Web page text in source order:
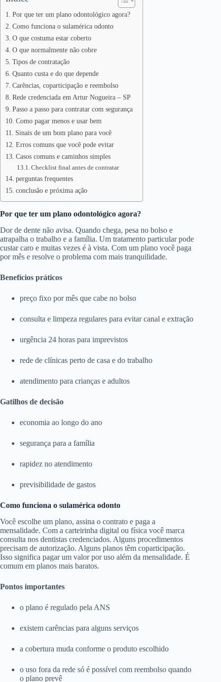
Por que ter um plano odontológico agora?
Como funciona o sulamérica odonto
O que costuma estar coberto
O que normalmente não cobre
Tipos de contratação
Quanto custa e do que depende
Carências, coparticipação e reembolso
Rede credenciada em Artur Nogueira – SP
Passo a passo para contratar com segurança
Como pagar menos e usar bem
Sinais de um bom plano para você
Erros comuns que você pode evitar
Casos comuns e caminhos simples
Checklist final antes de contratar
perguntas frequentes
conclusão e próxima ação
Por que ter um plano odontológico agora?
Dor de dente não avisa. Quando chega, pesa no bolso e
atrapalha o trabalho e a família. Um tratamento particular pode
custar caro e muitas vezes é à vista. Com um plano você paga
por mês e resolve o problema com mais tranquilidade.
Benefícios práticos
preço fixo por mês que cabe no bolso
consulta e limpeza regulares para evitar canal e extração
urgência 24 horas para imprevistos
rede de clínicas perto de casa e do trabalho
atendimento para crianças e adultos
Gatilhos de decisão
economia ao longo do ano
segurança para a família
rapidez no atendimento
previsibilidade de gastos
Como funciona o sulamérica odonto
Você escolhe um plano, assina o contrato e paga a
mensalidade. Com a carteirinha digital ou física você marca
consulta nos dentistas credenciados. Alguns procedimentos
precisam de autorização. Alguns planos têm coparticipação.
Isso significa pagar um valor por uso além da mensalidade. É
comum em planos mais baratos.
Pontos importantes
o plano é regulado pela ANS
existem carências para alguns serviços
a cobertura muda conforme o produto escolhido
o uso fora da rede só é possível com reembolso quando
o plano prevê